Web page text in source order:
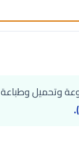
وتحميل وطباعة